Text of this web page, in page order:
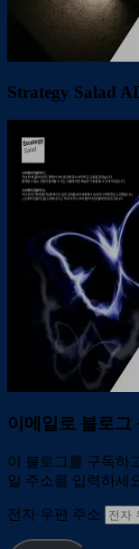
Strategy Salad
이메일로 블로그
이 블로그를 구독하
일 주소를 입력하세
전자 우편 주소